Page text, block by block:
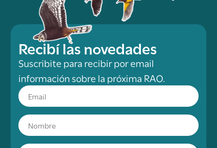
Recibí las novedades
Suscribite para recibir por email
información sobre la próxima RAO.